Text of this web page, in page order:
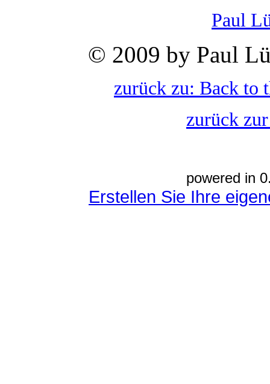
Paul
© 2009 by Paul
zurück zu: Back to
zurück
powered in
Erstellen Sie Ihre